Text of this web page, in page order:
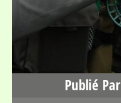
Publié Par